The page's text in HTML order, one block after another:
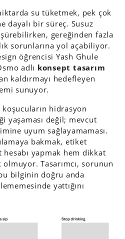
su tüketmek, pek çok
dayalı bir süreç. Susuz
gereğinden fazla
sorunlarına yol açabiliyor.
öğrencisi Yash Ghule
adlı konsept tasarım
kaldırmayı hedefleyen
sunuyor.
koşucuların hidrasyon
yaşaması değil; mevcut
uyum sağlayamaması.
bakmak, etiket
yapmak hem dikkat
Tasarımcı, sorunun
bilginin doğru anda
yattığını